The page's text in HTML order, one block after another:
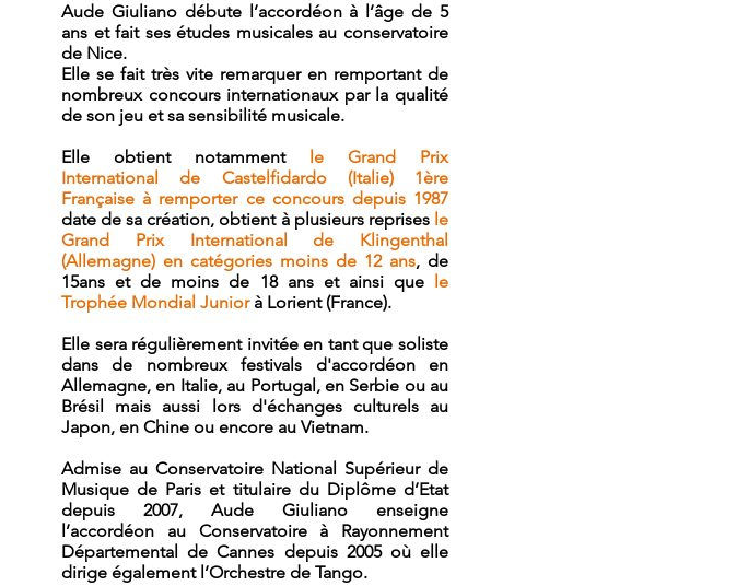
Aude Giuliano débute l’accordéon à l’âge de 5
ans et fait ses études musicales au conservatoire
de Nice.
Elle se fait très vite remarquer en remportant de
nombreux concours internationaux par la qualité
de son jeu et sa sensibilité musicale.
Elle obtient notamment le Grand Prix
International de Castelfidardo (Italie) 1ère
Française à remporter ce concours depuis 1987
date de sa création, obtient à plusieurs reprises le
Grand Prix International de Klingenthal
(Allemagne) en catégories moins de 12 ans, de
15ans et de moins de 18 ans et ainsi que le
Trophée Mondial Juniorà Lorient (France).
Elle sera régulièrement invitée en tant que soliste
dans de nombreux festivals d'accordéon en
Allemagne, en Italie, au Portugal, en Serbie ou au
Brésil mais aussi lors d'échanges culturels au
Japon, en Chine ou encore au Vietnam.
Admise au Conservatoire National Supérieur de
Musique de Paris et titulaire du Diplôme d’Etat
depuis 2007, Aude Giuliano enseigne
l’accordéon au Conservatoire à Rayonnement
Départemental de Cannes depuis 2005 où elle
dirige également l’Orchestre de Tango.